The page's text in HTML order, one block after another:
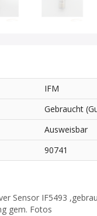
IFM
Gebraucht
Ausweisbar
90741
Sensor IF5493
gem. Fotos